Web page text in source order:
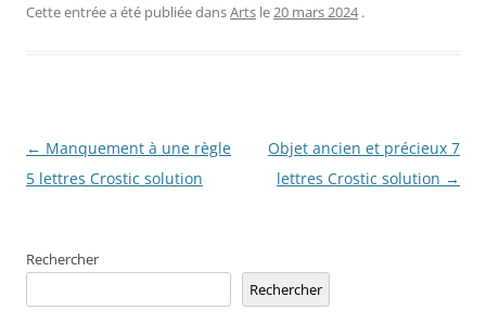
Cette entrée a été publiée dansArts le20 mars 2024 .
Navigation
des
← Manquement à une règle
5 lettres Crostic solution
Objet ancien et précieux 7
lettres Crostic solution →
Rechercher
Rechercher